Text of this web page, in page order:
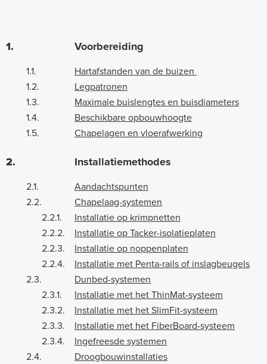
1. Voorbereiding
1.1.
Hartafstanden van de buizen
1.2.
Legpatronen
1.3.
Maximale buislengtes en buisdiameters
1.4.
Beschikbare opbouwhoogte
1.5.
Chapelagen en vloerafwerking
2. Installatiemethodes
2.1.
Aandachtspunten
2.2.
Chapelaag-systemen
2.2.1.
Installatie op krimpnetten
2.2.2.
Installatie op Tacker-isolatieplaten
2.2.3.
Installatie op noppenplaten
2.2.4.
Installatie met Penta-rails of inslagbeugels
2.3.
Dunbed-systemen
2.3.1.
Installatie met het ThinMat-systeem
2.3.2.
Installatie met het SlimFit-systeem
2.3.3.
Installatie met het FiberBoard-systeem
2.3.4.
Ingefreesde systemen
2.4.
Droogbouwinstallaties